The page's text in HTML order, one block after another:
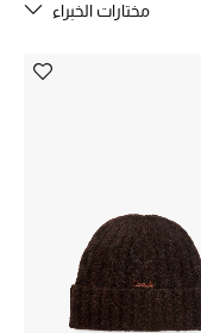
مختارات الخبراء